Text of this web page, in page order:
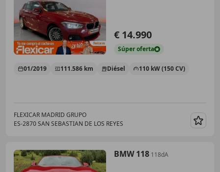
€ 14.990
Súperoferta
01/2019 111.586 km Diésel 110 kW (150 CV)
FLEXICAR MADRID GRUPO
ES-2870 SAN SEBASTIAN DE LOS REYES
BMW 118 118dA